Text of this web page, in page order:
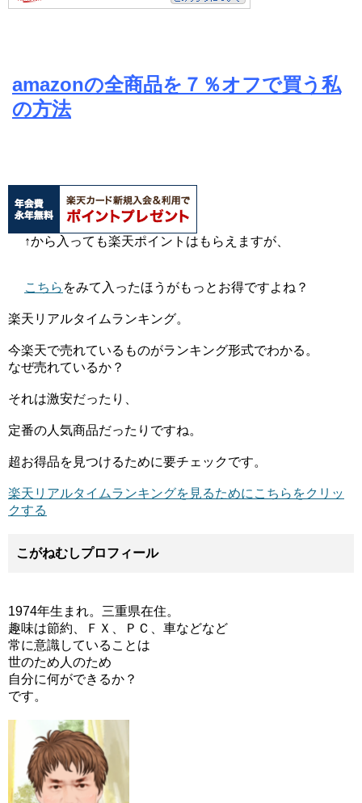
amazonの全商品を７％オフで買う私
の方法
↑から入っても楽天ポイントはもらえますが、
こちら をみて入ったほうがもっとお得ですよね？
楽天リアルタイムランキング。
今楽天で売れているものがランキング形式でわかる。
なぜ売れているか？
それは激安だったり、
定番の人気商品だったりですね。
超お得品を見つけるために要チェックです。
楽天リアルタイムランキングを見るためにこちらをクリッ
クする
こがねむしプロフィール
1974年生まれ。三重県在住。
趣味は節約、ＦＸ、ＰＣ、車などなど
常に意識していることは
世のため人のため
自分に何ができるか？
です。